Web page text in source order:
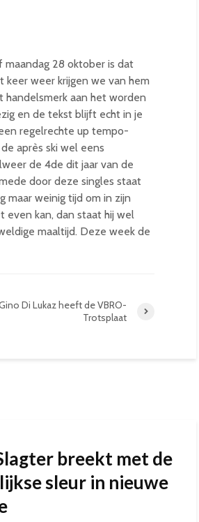
maandag 28 oktober is dat
keer weer krijgen we van hem
handelsmerk aan het worden
en de tekst blijft echt in je
regelrechte up tempo-
après ski wel eens
de 4de dit jaar van de
door deze singles staat
maar weinig tijd om in zijn
even kan, dan staat hij wel
maaltijd. Deze week de
Di Lukaz heeft de VBRO-
Trotsplaat
breekt met de
sleur in nieuwe